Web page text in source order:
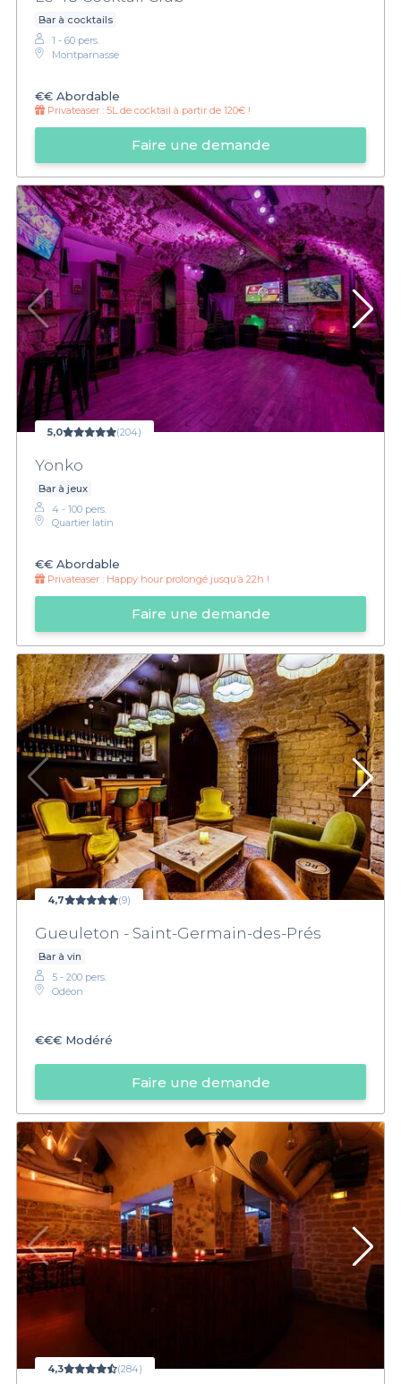
Bar à cocktails
1 - 60 pers.
Montparnasse
€€ Abordable
Privateaser : 5L de cocktail à partir de 120€ !
Faire une demande
5,0 (204)
Yonko
Bar à jeux
4 - 100 pers.
Quartier latin
€€ Abordable
Privateaser : Happy hour prolongé jusqu’à 22h !
Faire une demande
4,7 (9)
Gueuleton - Saint-Germain-des-Prés
Bar à vin
5 - 200 pers.
Odéon
€€€ Modéré
Faire une demande
4,3 (284)